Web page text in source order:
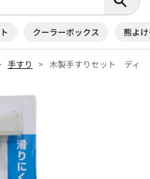
クーラーボックス 熊よ
手すり 木製手すりセット ディ